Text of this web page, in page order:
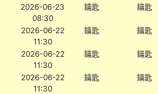
2026-06-23
08:30
鑰匙 鑰匙
2026-06-22
11:30
鑰匙 鑰匙
2026-06-22
11:30
鑰匙 鑰匙
2026-06-22
11:30
鑰匙 鑰匙